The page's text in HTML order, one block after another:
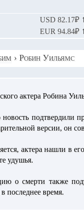
USD 82.17₽
EUR 94.84₽
› Робин Уильямс
актера Робина
подтвердили
версии, он
актера нашли в
удушья.
о смерти также
в последнее время.